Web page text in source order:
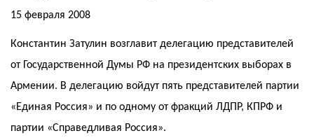
15 февраля 2008
Константин Затулин возглавит делегацию представителей
от Государственной Думы РФ на президентских выборах в
Армении. В делегацию войдут пять представителей партии
«Единая Россия» и по одному от фракций ЛДПР, КПРФ и
партии «Справедливая Россия».